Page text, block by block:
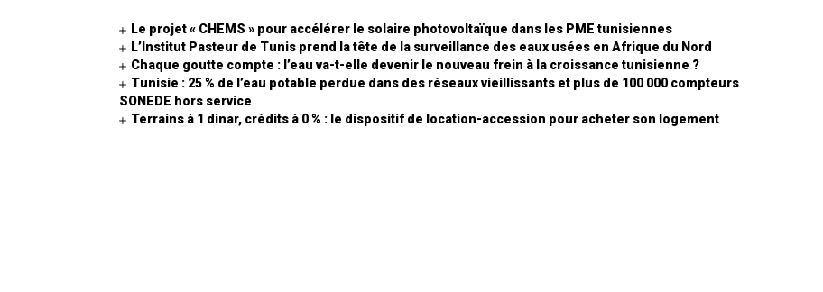
Le projet « CHEMS » pour accélérer le solaire photovoltaïque dans les PME tunisiennes
L’Institut Pasteur de Tunis prend la tête de la surveillance des eaux usées en Afrique du Nord
Chaque goutte compte : l’eau va-t-elle devenir le nouveau frein à la croissance tunisienne ?
Tunisie : 25 % de l’eau potable perdue dans des réseaux vieillissants et plus de 100 000 compteurs
SONEDE hors service
Terrains à 1 dinar, crédits à 0 % : le dispositif de location-accession pour acheter son logement